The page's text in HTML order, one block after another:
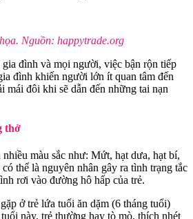
Nguồn: happytrade.org
đình và mọi người, việc bận rộn tiếp
đình khiến người lớn ít quan tâm đến
mái đôi khi sẽ dẫn đến những tai nạn
thở
màu sắc như: Mứt, hạt dưa, hạt bí,
thể là nguyên nhân gây ra tình trạng tắc
rơi vào đường hô hấp của trẻ.
ở trẻ lứa tuổi ăn dặm (6 tháng tuổi)
này, trẻ thường hay tò mò, thích nhét